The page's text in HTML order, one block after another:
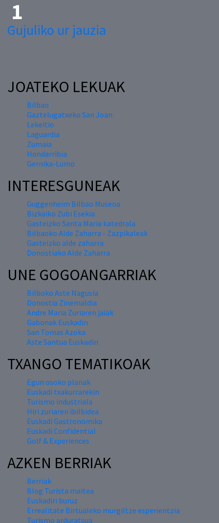
Gujuliko ur jauzia
JOATEKO LEKUAK
Bilbao
Gaztelugatxeko San Joan
Lekeitio
Laguardia
Zumaia
Hondarribia
Gernika-Lumo
INTERESGUNEAK
Guggenheim Bilbao Museoa
Bizkaiko Zubi Esekia
Gasteizko Santa Maria katedrala
Bilbaoko Alde Zaharra - Zazpikaleak
Gasteizko alde zaharra
Donostiako Alde Zaharra
UNE GOGOANGARRIAK
Bilboko Aste Nagusia
Donostia Zinemaldia
Andre Maria Zuriaren jaiak
Gabonak Euskadin
San Tomas Azoka
Aste Santua Euskadin
TXANGO TEMATIKOAK
Egun osoko planak
Euskadi txakurrarekin
Turismo industriala
Hiri zuriaren ibilbidea
Euskadi Gastronomika
Euskadi Confidential
Golf & Experiences
AZKEN BERRIAK
Berriak
Blog Turista maitea
Euskadiri buruz
Errealitate Birtualeko murgiltze esperientzia
Turismo arduratsua